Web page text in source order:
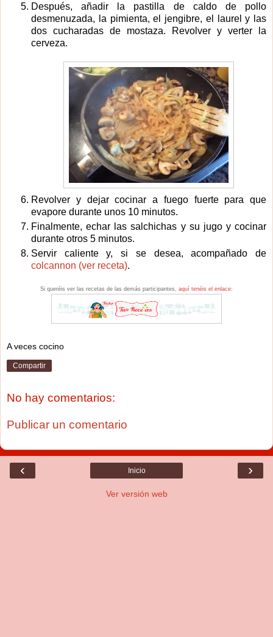
Después, añadir la pastilla de caldo de pollo
desmenuzada, la pimienta, el jengibre, el laurel y las
dos cucharadas de mostaza. Revolver y verter la
cerveza.
Revolver y dejar cocinar a fuego fuerte para que
evapore durante unos 10 minutos.
Finalmente, echar las salchichas y su jugo y cocinar
durante otros 5 minutos.
Servir caliente y, si se desea, acompañado de
colcannon (ver receta).
Si queréis ver las recetas de las demás participantes, aquí tenéis el enlace:
A veces cocino
Compartir
No hay comentarios:
Publicar un comentario
‹ ›
Inicio
Ver versión web